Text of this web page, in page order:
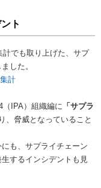
ト
計でも取り上げた、サプ
した。
計
IPA）組織編に 「サプラ
、脅威となっていること
も、サプライチェーン
するインシデントも見